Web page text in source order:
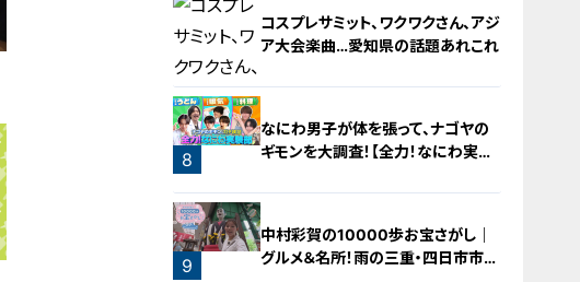
7
コスプレサミット、ワクワクさん、アジ
ア大会楽曲…愛知県の話題あれこれ
8
なにわ男子が体を張って、ナゴヤの
ギモンを大調査！【全力！なにわ実験
9
中村彩賀の10000歩お宝さがし｜
グルメ＆名所！雨の三重・四日市市で